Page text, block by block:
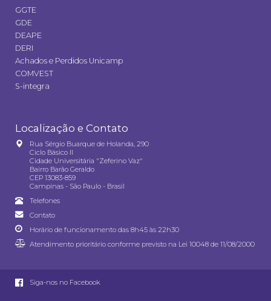
GGTE
GDE
DEAPE
DERI
Achados e Perdidos Unicamp
COMVEST
S-integra
Localização e Contato
Rua Sérgio Buarque de Holanda, 290
Ciclo Básico II
Cidade Universitária "Zeferino Vaz"
Bairro Barão Geraldo
CEP 13083-859
Campinas - São Paulo - Brasil
Telefones
Contato
Horário de funcionamento das 8h45 às 22h30
Atendimento prioritário conforme previsto na Lei 10048 de 11/08/2000
Siga-nos no Facebook